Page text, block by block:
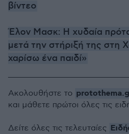
βίντεο
Έλον Μασκ: Η χυδαία
μετά την στήριξή της στη
χαρίσω ένα παιδί»
Ακολουθήστε το
και μάθετε πρώτοι όλες τις
Δείτε όλες τις τελευταίες